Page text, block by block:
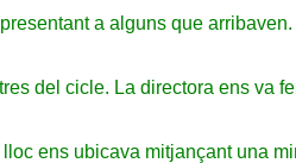
a alguns que
del cicle. La directora ens va
ens ubicava mitjançant una